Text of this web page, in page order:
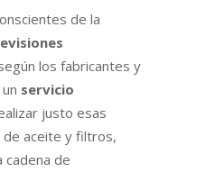
de la
los fabricantes y
servicio
justo esas
aceite y filtros,
cadena de